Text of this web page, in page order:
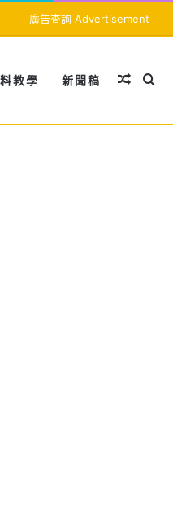
廣告查詢 Advertisement
教學 新聞稿 隨機文
搜